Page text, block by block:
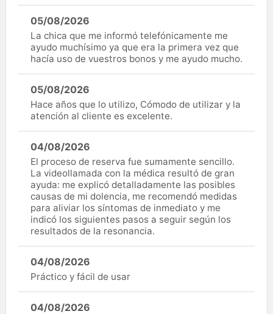
05/08/2026
La chica que me informó telefónicamente me
ayudo muchísimo ya que era la primera vez que
hacía uso de vuestros bonos y me ayudo mucho.
05/08/2026
Hace años que lo utilizo, Cómodo de utilizar y la
atención al cliente es excelente.
04/08/2026
El proceso de reserva fue sumamente sencillo.
La videollamada con la médica resultó de gran
ayuda: me explicó detalladamente las posibles
causas de mi dolencia, me recomendó medidas
para aliviar los síntomas de inmediato y me
indicó los siguientes pasos a seguir según los
resultados de la resonancia.
04/08/2026
Práctico y fácil de usar
04/08/2026